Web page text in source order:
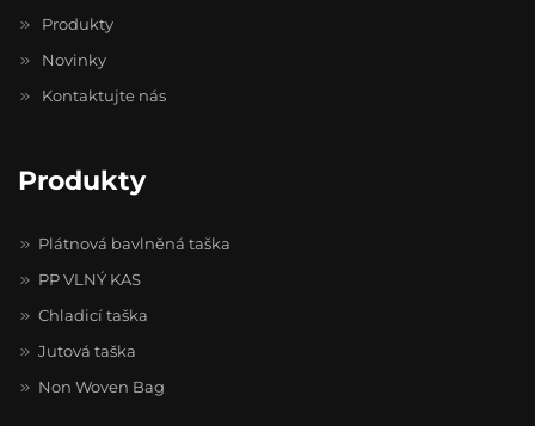
Produkty
Novinky
Kontaktujte nás
Produkty
Plátnová bavlněná taška
PP VLNÝ KAS
Chladicí taška
Jutová taška
Non Woven Bag